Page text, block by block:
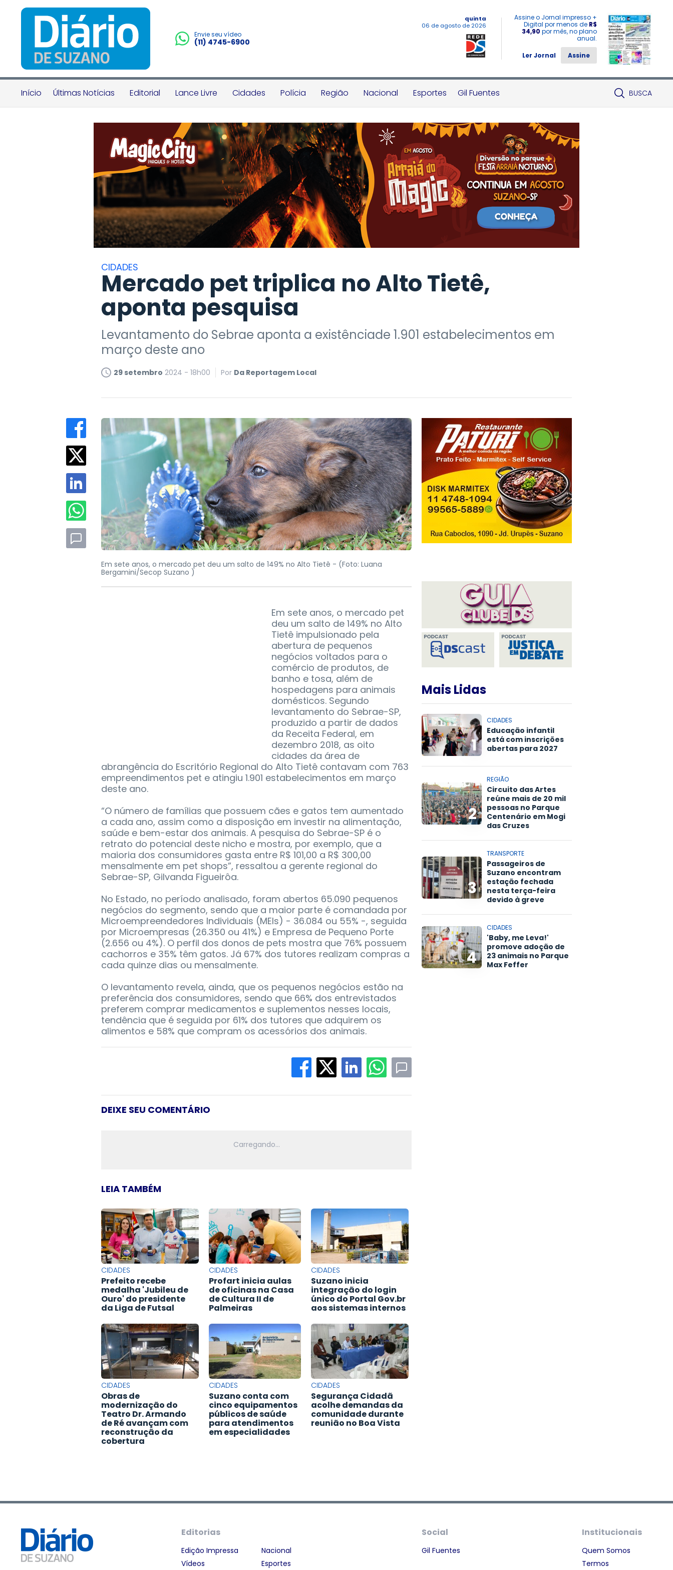
Envie seu vídeo
(11) 4745-6900
quinta
06 de agosto de 2026
Assine o Jornal impresso +
Digital por menos de R$
34,90 por mês, no plano
anual.
Ler Jornal
Assine
Início Últimas Notícias Editorial Lance Livre Cidades Polícia Região Nacional Esportes Gil Fuentes BUSCA
CIDADES
Mercado pet triplica no Alto Tietê,
aponta pesquisa
Levantamento do Sebrae aponta a existênciade 1.901 estabelecimentos em
março deste ano
29 setembro 2024 - 18h00 Por Da Reportagem Local
Em sete anos, o mercado pet deu um salto de 149% no Alto Tietê - (Foto: Luana
Bergamini/Secop Suzano )
Em sete anos, o mercado pet
deu um salto de 149% no Alto
Tietê impulsionado pela
abertura de pequenos
negócios voltados para o
comércio de produtos, de
banho e tosa, além de
hospedagens para animais
domésticos. Segundo
levantamento do Sebrae-SP,
produzido a partir de dados
da Receita Federal, em
dezembro 2018, as oito
cidades da área de
abrangência do Escritório Regional do Alto Tietê contavam com 763
empreendimentos pet e atingiu 1.901 estabelecimentos em março
deste ano.
“O número de famílias que possuem cães e gatos tem aumentado
a cada ano, assim como a disposição em investir na alimentação,
saúde e bem-estar dos animais. A pesquisa do Sebrae-SP é o
retrato do potencial deste nicho e mostra, por exemplo, que a
maioria dos consumidores gasta entre R$ 101,00 a R$ 300,00
mensalmente em pet shops”, ressaltou a gerente regional do
Sebrae-SP, Gilvanda Figueirôa.
No Estado, no período analisado, foram abertos 65.090 pequenos
negócios do segmento, sendo que a maior parte é comandada por
Microempreendedores Individuais (MEIs) - 36.084 ou 55% -, seguida
por Microempresas (26.350 ou 41%) e Empresa de Pequeno Porte
(2.656 ou 4%). O perfil dos donos de pets mostra que 76% possuem
cachorros e 35% têm gatos. Já 67% dos tutores realizam compras a
cada quinze dias ou mensalmente.
O levantamento revela, ainda, que os pequenos negócios estão na
preferência dos consumidores, sendo que 66% dos entrevistados
preferem comprar medicamentos e suplementos nesses locais,
tendência que é seguida por 61% dos tutores que adquirem os
alimentos e 58% que compram os acessórios dos animais.
DEIXE SEU COMENTÁRIO
LEIA TAMBÉM
CIDADES
Prefeito recebe
medalha 'Jubileu de
Ouro' do presidente
da Liga de Futsal
CIDADES
Profart inicia aulas
de oficinas na Casa
de Cultura II de
Palmeiras
CIDADES
Suzano inicia
integração do login
único do Portal Gov.br
aos sistemas internos
CIDADES
Obras de
modernização do
Teatro Dr. Armando
de Ré avançam com
reconstrução da
cobertura
CIDADES
Suzano conta com
cinco equipamentos
públicos de saúde
para atendimentos
em especialidades
CIDADES
Segurança Cidadã
acolhe demandas da
comunidade durante
reunião no Boa Vista
Mais Lidas
1
CIDADES
Educação infantil
está com inscrições
abertas para 2027
2
REGIÃO
Circuito das Artes
reúne mais de 20 mil
pessoas no Parque
Centenário em Mogi
das Cruzes
3
TRANSPORTE
Passageiros de
Suzano encontram
estação fechada
nesta terça-feira
devido à greve
4
CIDADES
'Baby, me Leva!'
promove adoção de
23 animais no Parque
Max Feffer
Editorias
Edição Impressa
Vídeos
Nacional
Esportes
Social
Gil Fuentes
Institucionais
Quem Somos
Termos